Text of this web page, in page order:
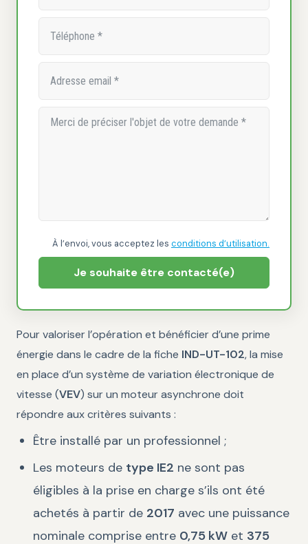
À l’envoi, vous acceptez les conditions d’utilisation.
Je souhaite être contacté(e)
Pour valoriser l’opération et bénéficier d’une prime
énergie dans le cadre de la fiche IND-UT-102, la mise
en place d’un système de variation électronique de
vitesse (VEV) sur un moteur asynchrone doit
répondre aux critères suivants :
Être installé par un professionnel ;
Les moteurs de type IE2 ne sont pas
éligibles à la prise en charge s’ils ont été
achetés à partir de 2017 avec une puissance
nominale comprise entre 0,75 kW et 375